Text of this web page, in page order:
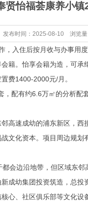
贤怡福荟康养小
发布时间：2025-08-10 浏览量
，入住后按月收与办事用
籍。怡享会籍为造，可
费1400-2000元/月。
有约6.6万㎡的分析配
速成幼的浦东新区，西
文化资本。项目周边规
边沿地带，但区域东邻
成幼集团投资筑造，总
心、社区俱乐部等文化